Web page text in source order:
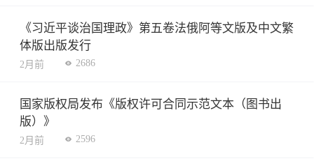
《习近平谈治国理政》第五卷法俄阿等文版及中文繁
体版出版发行
2月前 2686
国家版权局发布《版权许可合同示范文本（图书出
版）》
2月前 2596